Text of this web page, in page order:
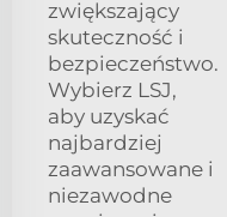
zwiększający
skuteczność i
bezpieczeństwo.
Wybierz LSJ,
aby uzyskać
najbardziej
zaawansowane i
niezawodne